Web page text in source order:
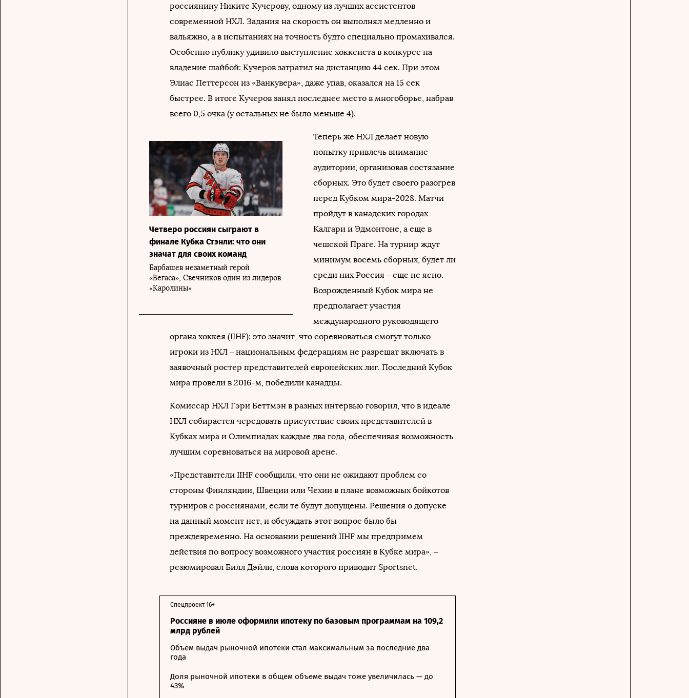
россиянину Никите Кучерову, одному из лучших ассистентов
современной НХЛ. Задания на скорость он выполнял медленно и
вальяжно, а в испытаниях на точность будто специально промахивался.
Особенно публику удивило выступление хоккеиста в конкурсе на
владение шайбой: Кучеров затратил на дистанцию 44 сек. При этом
Элиас Петтерсон из «Ванкувера», даже упав, оказался на 15 сек
быстрее. В итоге Кучеров занял последнее место в многоборье, набрав
всего 0,5 очка (у остальных не было меньше 4).
Четверо россиян сыграют в
финале Кубка Стэнли: что они
значат для своих команд
Барбашев незаметный герой
«Вегаса», Свечников один из лидеров
«Каролины»
Теперь же НХЛ делает новую
попытку привлечь внимание
аудитории, организовав состязание
сборных. Это будет своего разогрев
перед Кубком мира-2028. Матчи
пройдут в канадских городах
Калгари и Эдмонтоне, а еще в
чешской Праге. На турнир ждут
минимум восемь сборных, будет ли
среди них Россия – еще не ясно.
Возрожденный Кубок мира не
предполагает участия
международного руководящего
органа хоккея (IIHF): это значит, что соревноваться смогут только
игроки из НХЛ – национальным федерациям не разрешат включать в
заявочный ростер представителей европейских лиг. Последний Кубок
мира провели в 2016-м, победили канадцы.
Комиссар НХЛ Гэри Беттмэн в разных интервью говорил, что в идеале
НХЛ собирается чередовать присутствие своих представителей в
Кубках мира и Олимпиадах каждые два года, обеспечивая возможность
лучшим соревноваться на мировой арене.
«Представители IIHF сообщили, что они не ожидают проблем со
стороны Финляндии, Швеции или Чехии в плане возможных бойкотов
турниров с россиянами, если те будут допущены. Решения о допуске
на данный момент нет, и обсуждать этот вопрос было бы
преждевременно. На основании решений IIHF мы предпримем
действия по вопросу возможного участия россиян в Кубке мира», –
резюмировал Билл Дэйли, слова которого приводит Sportsnet.
Россияне в июле оформили ипотеку по базовым программам на 109,2
млрд рублей
Спецпроект 16+
Объем выдач рыночной ипотеки стал максимальным за последние два
года
Доля рыночной ипотеки в общем объеме выдач тоже увеличилась — до
43%